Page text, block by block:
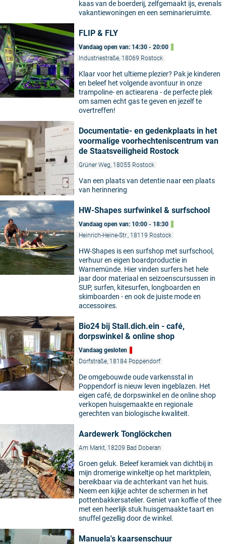
kaas van de boerderij, zelfgemaakt ijs, evenals
vakantiewoningen en een seminarieruimte.
FLIP & FLY
Vandaag open van: 14:30 - 20:00
Industriestraße, 18069 Rostock
Klaar voor het ultieme plezier? Pak je kinderen
en beleef het volgende avontuur in onze
trampoline- en actiearena - de perfecte plek
om samen echt gas te geven en jezelf te
overtreffen!
Documentatie- en gedenkplaats in het
voormalige voorhechteniscentrum van
de Staatsveiligheid Rostock
Grüner Weg, 18055 Rostock
Van een plaats van detentie naar een plaats
van herinnering
HW-Shapes surfwinkel & surfschool
Vandaag open van: 10:00 - 18:30
Heinrich-Heine-Str., 18119 Rostock
HW-Shapes is een surfshop met surfschool,
verhuur en eigen boardproductie in
Warnemünde. Hier vinden surfers het hele
jaar door materiaal en seizoenscursussen in
SUP, surfen, kitesurfen, longboarden en
skimboarden - en ook de juiste mode en
accessoires.
Bio24 bij Stall.dich.ein - café,
dorpswinkel & online shop
Vandaag gesloten
Dorfstraße, 18184 Poppendorf
De omgebouwde oude varkensstal in
Poppendorf is nieuw leven ingeblazen. Het
eigen café, de dorpswinkel en de online shop
verkopen huisgemaakte en regionale
gerechten van biologische kwaliteit.
©
Aardewerk Tonglöckchen
Am Markt, 18209 Bad Doberan
Groen geluk. Beleef keramiek van dichtbij in
mijn dromerige winkeltje op het marktplein,
bereikbaar via de achterkant van het huis.
Neem een kijkje achter de schermen in het
pottenbakkersatelier. Geniet van koffie of thee
met een heerlijk stuk huisgemaakte taart en
snuffel gezellig door de winkel.
Manuela's kaarsenschuur